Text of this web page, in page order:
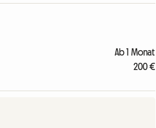
Ab 1 Monat
200 €